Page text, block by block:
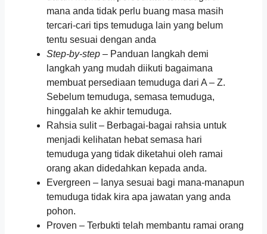
mana anda tidak perlu buang masa masih
tercari-cari tips temuduga lain yang belum
tentu sesuai dengan anda
Step-by-step – Panduan langkah demi
langkah yang mudah diikuti bagaimana
membuat persediaan temuduga dari A – Z.
Sebelum temuduga, semasa temuduga,
hinggalah ke akhir temuduga.
Rahsia sulit – Berbagai-bagai rahsia untuk
menjadi kelihatan hebat semasa hari
temuduga yang tidak diketahui oleh ramai
orang akan didedahkan kepada anda.
Evergreen – Ianya sesuai bagi mana-manapun
temuduga tidak kira apa jawatan yang anda
pohon.
Proven – Terbukti telah membantu ramai orang